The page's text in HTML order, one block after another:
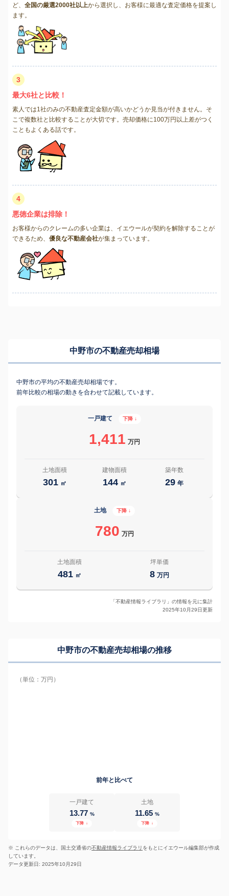
ど、 全国の厳選2000社以上から選択し、お客様に最適な査定価格を提案し
ます。
3
最大6社と比較！
素人では1社のみの不動産査定金額が高いかどうか見当が付きません。そ
こで複数社と比較することが大切です。売却価格に100万円以上差がつく
こともよくある話です。
4
悪徳企業は排除！
お客様からのクレームの多い企業は、イエウールが契約を解除することが
できるため、 優良な不動産会社が集まっています。
中野市の不動産売却相場
中野市の平均の不動産売却相場です。
前年比較の相場の動きを合わせて記載しています。
一戸建て 下降 ↓
1,411 万円
土地面積
301 ㎡
建物面積
144 ㎡
築年数
29 年
土地 下降 ↓
780 万円
土地面積
481 ㎡
坪単価
8 万円
「不動産情報ライブラリ」の情報を元に集計
2025年10月29日更新
中野市の不動産売却相場の推移
（単位：万円）
前年と比べて
一戸建て
13.77 %
下降 ↓
土地
11.65 %
下降 ↓
※ これらのデータは、国土交通省の不動産情報ライブラリ をもとにイエウール編集部が作成
しています。
データ更新日: 2025年10月29日